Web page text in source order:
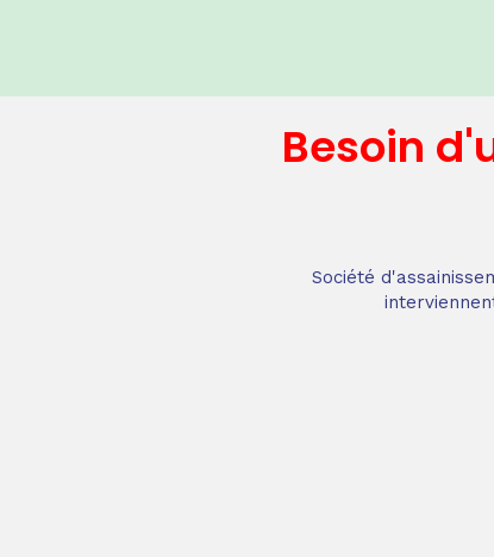
Besoin
Société